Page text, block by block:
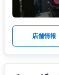
店舗情報